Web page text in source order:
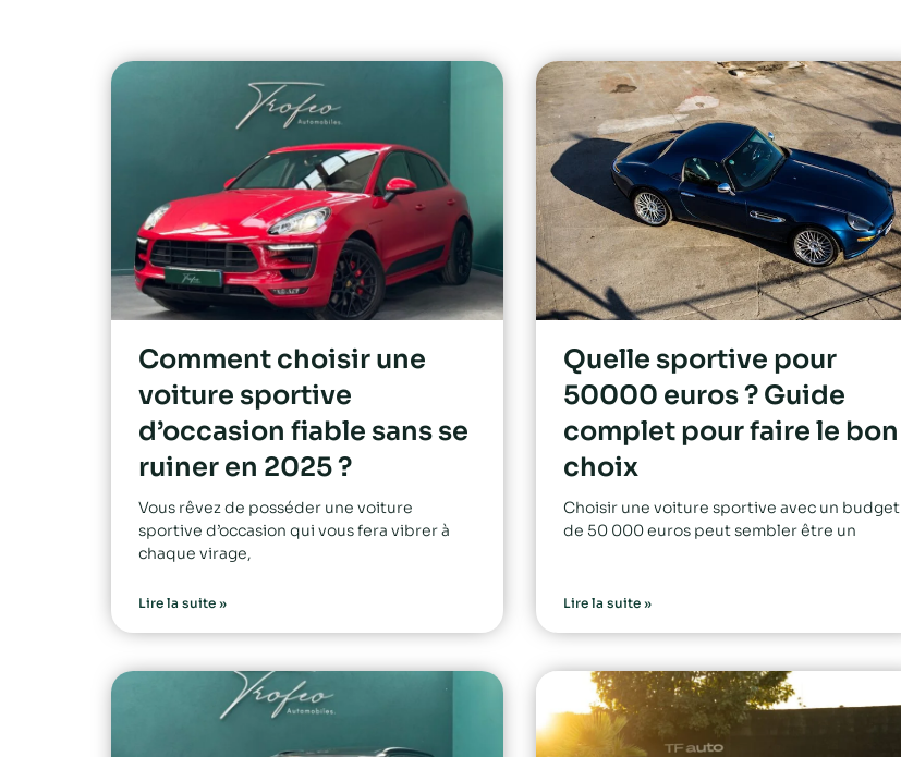
Comment choisir une
voiture sportive
d’occasion fiable sans se
ruiner en 2025 ?
Vous rêvez de posséder une voiture
sportive d’occasion qui vous fera vibrer à
chaque virage,
Lire la suite »
Quelle sportive pour
50000 euros ? Guide
complet pour faire le bon
choix
Choisir une voiture sportive avec un budget
de 50 000 euros peut sembler être un
Lire la suite »